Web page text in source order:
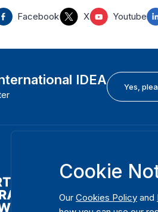
Facebook X Youtube
IDEA Yes,
Cookie
Our Cookies Policy and